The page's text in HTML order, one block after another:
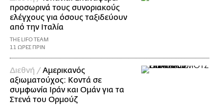
προσωρινά τους συνοριακούς
ελέγχους για όσους ταξιδεύουν
από την Ιταλία
THE LIFO TEAM
11 ΩΡΕΣ ΠΡΙΝ
Διεθνή / Αμερικανός
αξιωματούχος: Κοντά σε
συμφωνία Ιράν και Ομάν για τα
Στενά του Ορμούζ